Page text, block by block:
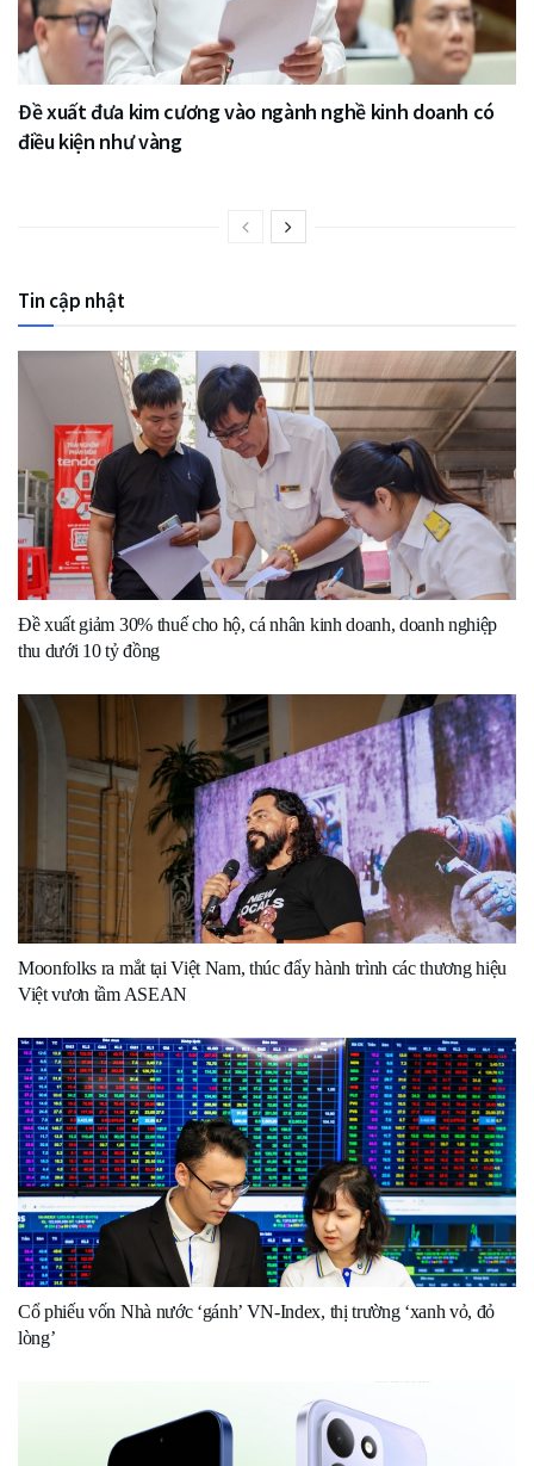
Đề xuất đưa kim cương vào ngành nghề kinh doanh có
điều kiện như vàng
Tin cập nhật
Đề xuất giảm 30% thuế cho hộ, cá nhân kinh doanh, doanh nghiệp
thu dưới 10 tỷ đồng
Moonfolks ra mắt tại Việt Nam, thúc đẩy hành trình các thương hiệu
Việt vươn tầm ASEAN
Cổ phiếu vốn Nhà nước ‘gánh’ VN-Index, thị trường ‘xanh vỏ, đỏ
lòng’